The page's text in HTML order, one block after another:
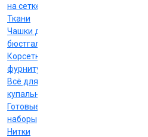
на сетке
Ткани
Чашки для
бюстгальтеров
Корсетная
фурнитура
Всё для
купальников
Готовые
наборы
Нитки